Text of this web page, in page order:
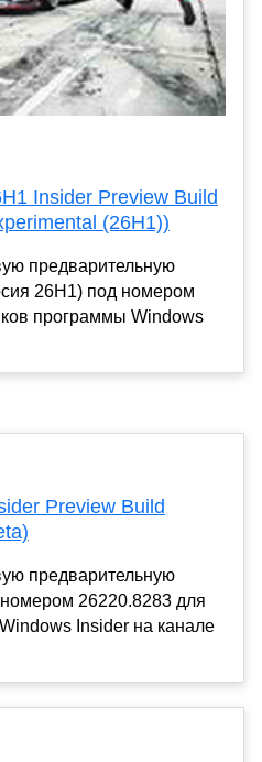
Insider Preview Build
(26H1))
предварительную
26H1) под номером
программы Windows
Preview Build
предварительную
26220.8283 для
Insider на канале